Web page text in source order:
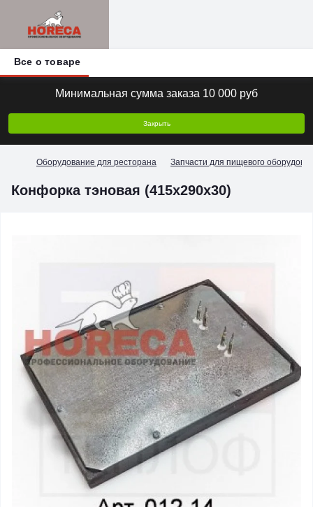
Минимальная сумма заказа 10 000 руб
Закрыть
Оборудование для ресторана Запчасти для пищевого
Конфорка тэновая (415х290х30)
Все о товаре